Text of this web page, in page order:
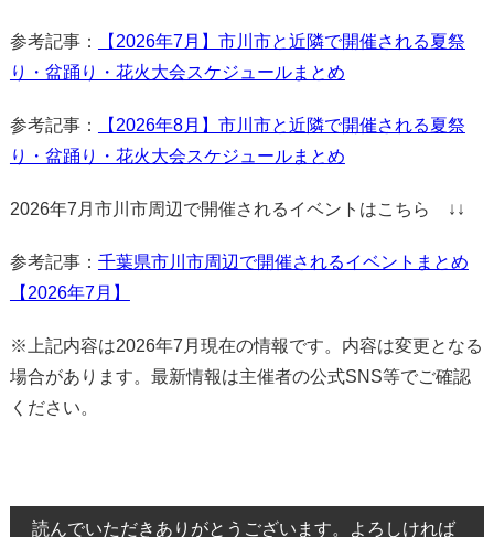
参考記事：
【2026年7月】市川市と近隣で開催される夏祭
り・盆踊り・花火大会スケジュールまとめ
参考記事：
【2026年8月】市川市と近隣で開催される夏祭
り・盆踊り・花火大会スケジュールまとめ
2026年7月市川市周辺で開催されるイベントはこちら ↓↓
参考記事： 千葉県市川市周辺で開催されるイベントまとめ
【2026年7月】
※上記内容は2026年7月現在の情報です。内容は変更となる
場合があります。最新情報は主催者の公式SNS等でご確認
ください。
読んでいただきありがとうございます。よろしければ